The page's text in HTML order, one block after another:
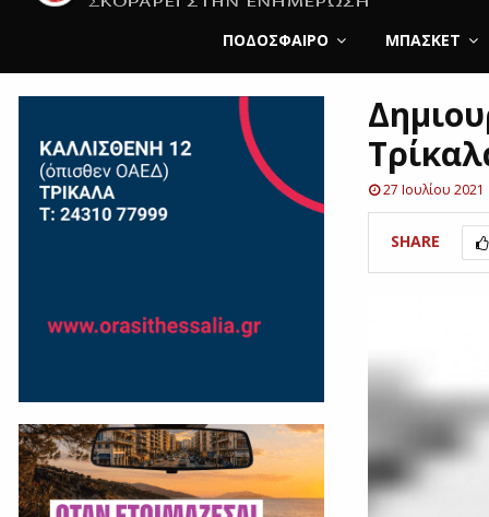
ΠΟΔΌΣΦΑΙΡΟ ΜΠΆΣΚΕΤ
27 Ιουλίου 2021
SHARE